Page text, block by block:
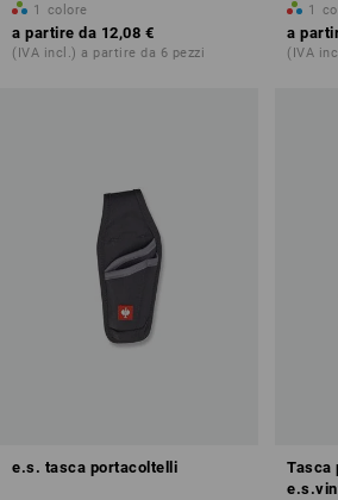
1 colore
a partire da 12,08 €
(IVA incl.) a partire da 6 pezzi
1
a
(IVA
e.s. tasca portacoltelli
Tasca